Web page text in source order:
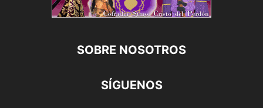
SOBRE NOSOTROS
SÍGUENOS